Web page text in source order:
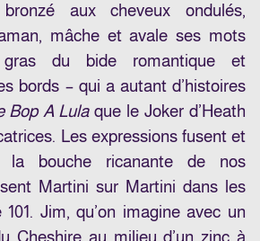
aux cheveux ondulés,
mâche et avale ses mots
du bide romantique et
bords – qui a autant d’histoires
Bop A Lulaque le Joker d’Heath
Les expressions fusent et
la bouche ricanante de nos
Martini sur Martini dans les
Jim, qu’on imagine avec un
Cheshire au milieu d’un zinc à